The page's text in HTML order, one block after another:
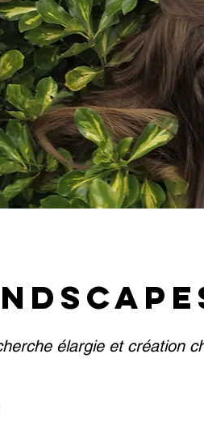
élargie et création